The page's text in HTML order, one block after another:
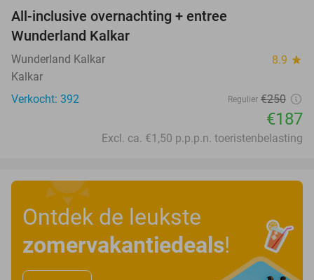
All-inclusive overnachting + entree
Wunderland Kalkar
Wunderland Kalkar 8.9 star
Kalkar
Verkocht: 392
Regulier €250
€187
Excl. ca. €1,50 p.p.p.n. toeristenbelasting
Ontdek de leukste
zomervakantiedeals!